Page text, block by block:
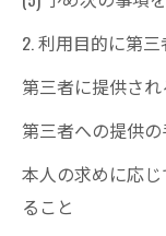
2. 利用目的に第
第三者に提供さ
第三者への提供
本人の求めに応
ること